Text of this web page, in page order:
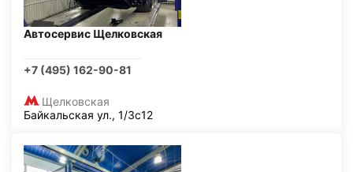
Автосервис Щелковская
+7 (495) 162-90-81
Щелковская
Байкальская ул., 1/3с12